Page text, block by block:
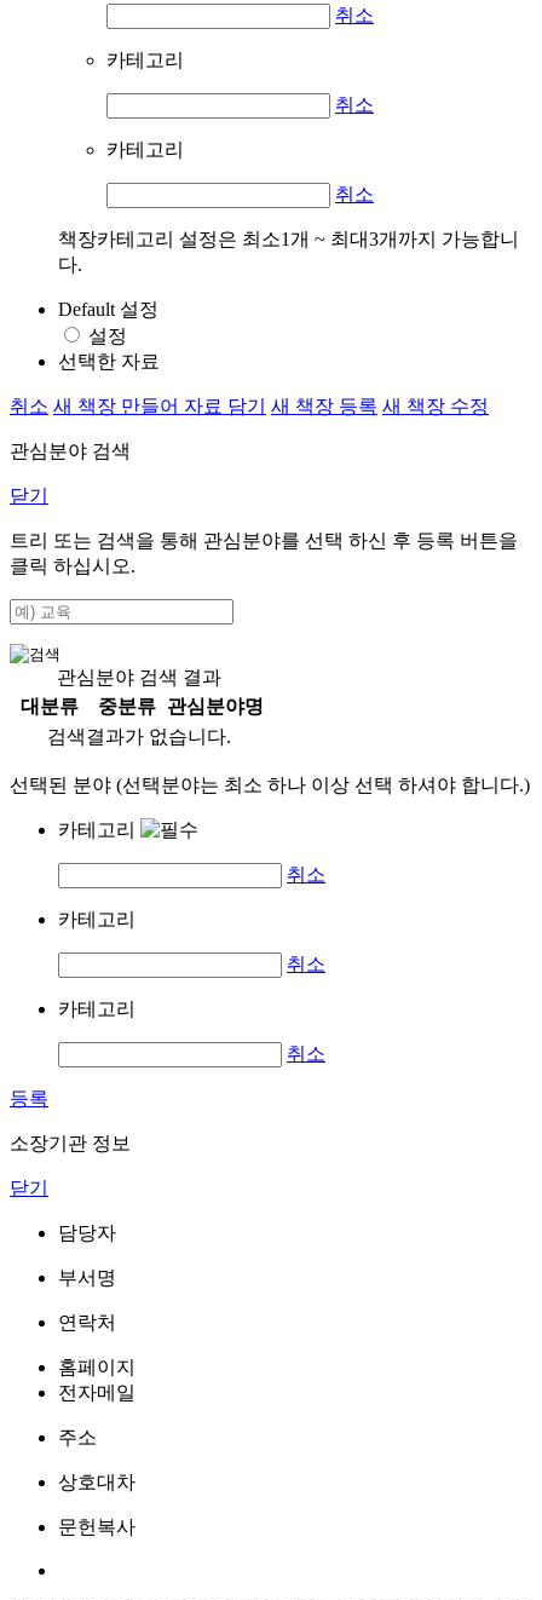
취소
카테고리
취소
카테고리
취소
책장카테고리 설정은 최소1개 ~ 최대3개까지 가능합니
다.
Default 설정
설정
선택한 자료
취소 새 책장 만들어 자료 담기 새 책장 등록 새 책장 수정
관심분야 검색
닫기
트리 또는 검색을 통해 관심분야를 선택 하신 후 등록 버튼을
클릭 하십시오.
관심분야 검색 결과
대분류
중분류
관심분야명
검색결과가 없습니다.
선택된 분야 (선택분야는 최소 하나 이상 선택 하셔야 합니다.)
카테고리
취소
카테고리
취소
카테고리
취소
등록
소장기관 정보
닫기
담당자
부서명
연락처
홈페이지
전자메일
주소
상호대차
문헌복사